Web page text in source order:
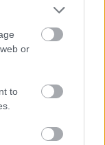
or
to
által talált